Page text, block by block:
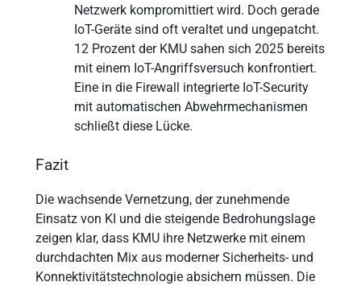
Netzwerk kompromittiert wird. Doch gerade
IoT-Geräte sind oft veraltet und ungepatcht.
12 Prozent der KMU sahen sich 2025 bereits
mit einem IoT-Angriffsversuch konfrontiert.
Eine in die Firewall integrierte IoT-Security
mit automatischen Abwehrmechanismen
schließt diese Lücke.
Fazit
Die wachsende Vernetzung, der zunehmende
Einsatz von KI und die steigende Bedrohungslage
zeigen klar, dass KMU ihre Netzwerke mit einem
durchdachten Mix aus moderner Sicherheits- und
Konnektivitätstechnologie absichern müssen. Die